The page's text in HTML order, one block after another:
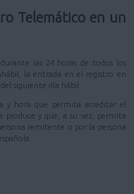
Telemático en un
las 24 horas de todos los
la entrada en el registro en
siguiente día hábil.
y hora que permita acreditar el
y que, a su vez, permita
remitente o por la persona